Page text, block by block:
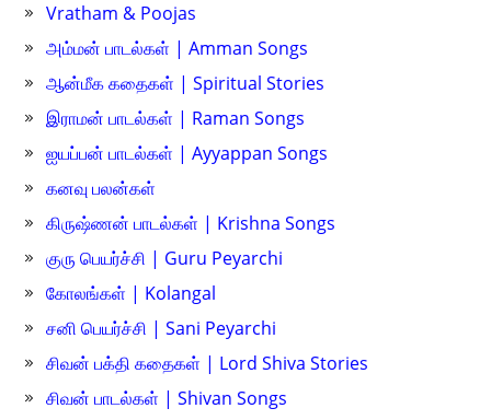
Vratham & Poojas
அம்மன் பாடல்கள் | Amman Songs
ஆன்மீக கதைகள் | Spiritual Stories
இராமன் பாடல்கள் | Raman Songs
ஐயப்பன் பாடல்கள் | Ayyappan Songs
கனவு பலன்கள்
கிருஷ்ணன் பாடல்கள் | Krishna Songs
குரு பெயர்ச்சி | Guru Peyarchi
கோலங்கள் | Kolangal
சனி பெயர்ச்சி | Sani Peyarchi
சிவன் பக்தி கதைகள் | Lord Shiva Stories
சிவன் பாடல்கள் | Shivan Songs